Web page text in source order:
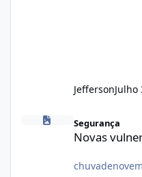
JeffersonJulho
Segurança
Novas